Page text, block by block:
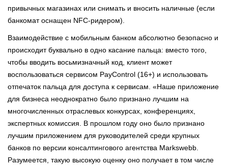
привычных магазинах или снимать и вносить наличные (если
банкомат оснащен NFC-ридером).
Взаимодействие с мобильным банком абсолютно безопасно и
происходит буквально в одно касание пальца: вместо того,
чтобы вводить восьмизначный код, клиент может
воспользоваться сервисом PayControl (16+) и использовать
отпечаток пальца для доступа к сервисам. «Наше приложение
для бизнеса неоднократно было признано лучшим на
многочисленных отраслевых конкурсах, конференциях,
экспертных комиссия. В прошлом году оно было признано
лучшим приложением для руководителей среди крупных
банков по версии консалтингового агентства Markswebb.
Разумеется, такую высокую оценку оно получает в том числе